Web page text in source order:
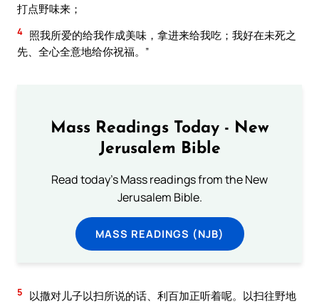
打点野味来；
4 照我所爱的给我作成美味，拿进来给我吃；我好在未死之
先、全心全意地给你祝福。”
Mass Readings Today - New
Jerusalem Bible
Read today's Mass readings from the New
Jerusalem Bible.
MASS READINGS (NJB)
5
以撒对儿子以扫所说的话、利百加正听着呢。以扫往野地